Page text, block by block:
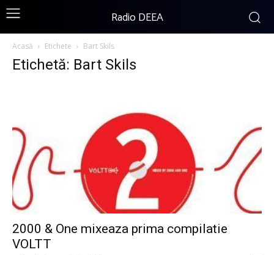
Radio DEEA
Acasă Etichete Bart Skils
Etichetă: Bart Skils
2000 & One mixeaza prima compilatie
VOLTT